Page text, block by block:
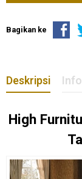
Bagikan ke
Deskripsi
High